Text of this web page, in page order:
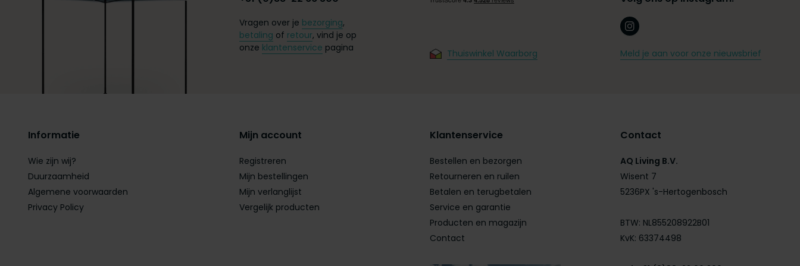
Vragen over je bezorging,
betaling of retour, vind je op
onze klantenservice pagina Thuiswinkel Waarborg Meld je aan voor onze nieuwsbrief
Informatie
Wie zijn wij?
Duurzaamheid
Algemene voorwaarden
Privacy Policy
Mijn account
Registreren
Mijn bestellingen
Mijn verlanglijst
Vergelijk producten
Klantenservice
Bestellen en bezorgen
Retourneren en ruilen
Betalen en terugbetalen
Service en garantie
Producten en magazijn
Contact
Contact
AQ Living B.V.
Wisent 7
5236PX 's-Hertogenbosch
BTW: NL855208922B01
KvK: 63374498